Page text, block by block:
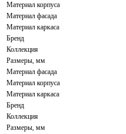
Материал корпуса
Материал фасада
Материал каркаса
Бренд
Коллекция
Размеры, мм
Материал фасада
Материал корпуса
Материал каркаса
Бренд
Коллекция
Размеры, мм